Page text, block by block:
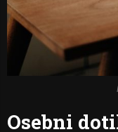
Osebni